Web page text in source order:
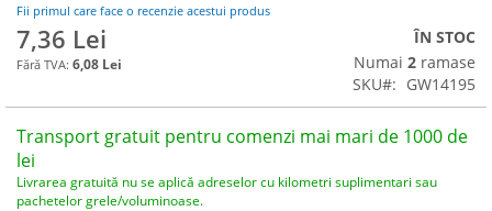
Fii primul care face o recenzie acestui produs
7,36 Lei
6,08 Lei
ÎN STOC
Numai 2 ramase
SKU
GW14195
Transport gratuit pentru comenzi mai mari de 1000 de
lei
Livrarea gratuită nu se aplică adreselor cu kilometri suplimentari sau
pachetelor grele/voluminoase.
of
the
images